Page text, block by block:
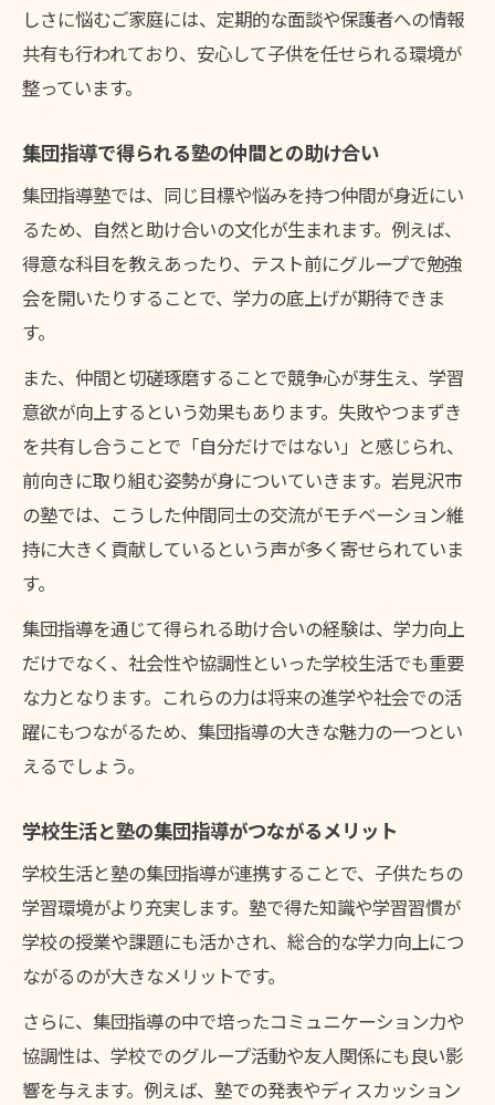
しさに悩むご家庭には、定期的な面談や保護者への情報
共有も行われており、安心して子供を任せられる環境が
整っています。
集団指導で得られる塾の仲間との助け合い
集団指導塾では、同じ目標や悩みを持つ仲間が身近にい
るため、自然と助け合いの文化が生まれます。例えば、
得意な科目を教えあったり、テスト前にグループで勉強
会を開いたりすることで、学力の底上げが期待できま
す。
また、仲間と切磋琢磨することで競争心が芽生え、学習
意欲が向上するという効果もあります。失敗やつまずき
を共有し合うことで「自分だけではない」と感じられ、
前向きに取り組む姿勢が身についていきます。岩見沢市
の塾では、こうした仲間同士の交流がモチベーション維
持に大きく貢献しているという声が多く寄せられていま
す。
集団指導を通じて得られる助け合いの経験は、学力向上
だけでなく、社会性や協調性といった学校生活でも重要
な力となります。これらの力は将来の進学や社会での活
躍にもつながるため、集団指導の大きな魅力の一つとい
えるでしょう。
学校生活と塾の集団指導がつながるメリット
学校生活と塾の集団指導が連携することで、子供たちの
学習環境がより充実します。塾で得た知識や学習習慣が
学校の授業や課題にも活かされ、総合的な学力向上につ
ながるのが大きなメリットです。
さらに、集団指導の中で培ったコミュニケーション力や
協調性は、学校でのグループ活動や友人関係にも良い影
響を与えます。例えば、塾での発表やディスカッション